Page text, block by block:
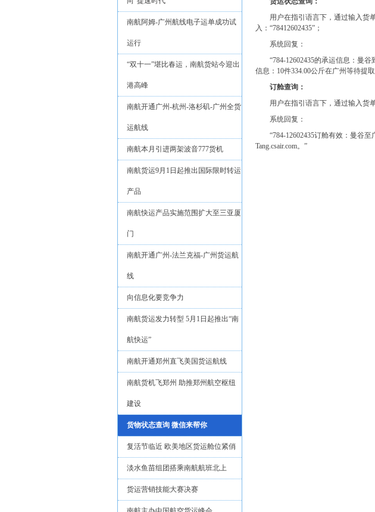
南航阿姆-广州航线电子运单成功试
运行
“双十一”堪比春运，南航货站今迎出
港高峰
南航开通广州-杭州-洛杉矶-广州全货
运航线
南航本月引进两架波音777货机
南航货运9月1日起推出国际限时转运
产品
南航快运产品实施范围扩大至三亚厦
门
南航开通广州-法兰克福-广州货运航
线
向信息化要竞争力
南航货运发力转型 5月1日起推出“南
航快运”
南航开通郑州直飞美国货运航线
南航货机飞郑州 助推郑州航空枢纽
建设
货物状态查询 微信来帮你
复活节临近 欧美地区货运舱位紧俏
淡水鱼苗组团搭乘南航航班北上
货运营销技能大赛决赛
用户在指引语言下，通过输入货
入：“78412602435”；
系统回复：
“784-12602435的承运信息：曼
信息：10件334.00公斤在广州等待提取
订舱查询：
用户在指引语言下，通过输入货
系统回复：
“784-12602435订舱有效：曼谷
Tang.csair.com。”